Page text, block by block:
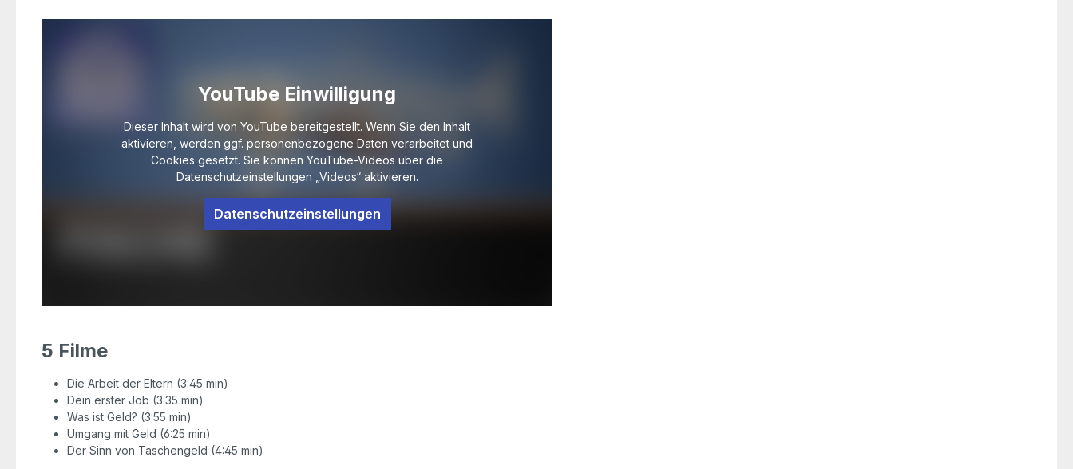
YouTube Einwilligung
Dieser Inhalt wird von YouTube bereitgestellt. Wenn Sie den Inhalt
aktivieren, werden ggf. personenbezogene Daten verarbeitet und
Cookies gesetzt. Sie können YouTube-Videos über die
Datenschutzeinstellungen „Videos“ aktivieren.
Datenschutzeinstellungen
5 Filme
Die Arbeit der Eltern (3:45 min)
Dein erster Job (3:35 min)
Was ist Geld? (3:55 min)
Umgang mit Geld (6:25 min)
Der Sinn von Taschengeld (4:45 min)